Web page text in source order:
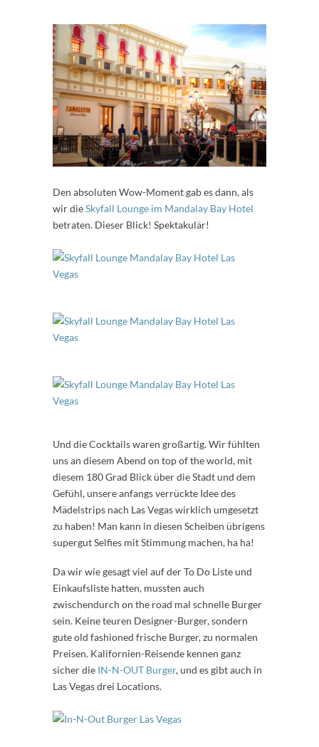
Den absoluten Wow-Moment gab es dann, als
wir dieSkyfall Lounge im Mandalay Bay Hotel
betraten. Dieser Blick! Spektakulär!
Und die Cocktails waren großartig. Wir fühlten
uns an diesem Abend on top of the world, mit
diesem 180 Grad Blick über die Stadt und dem
Gefühl, unsere anfangs verrückte Idee des
Mädelstrips nach Las Vegas wirklich umgesetzt
zu haben! Man kann in diesen Scheiben übrigens
supergut Selfies mit Stimmung machen, ha ha!
Da wir wie gesagt viel auf der To Do Liste und
Einkaufsliste hatten, mussten auch
zwischendurch on the road mal schnelle Burger
sein. Keine teuren Designer-Burger, sondern
gute old fashioned frische Burger, zu normalen
Preisen. Kalifornien-Reisende kennen ganz
sicher die IN-N-OUT Burger, und es gibt auch in
Las Vegas drei Locations.